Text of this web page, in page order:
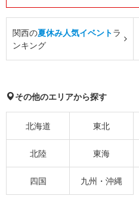
関西の夏休み人気イベントラ
ンキング
その他のエリアから探す
北海道 東北
北陸 東海
四国 九州・沖縄